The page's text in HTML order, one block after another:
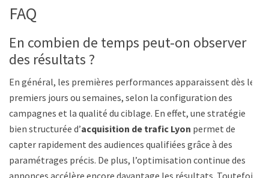
FAQ
En combien de temps peut-on observer
des résultats ?
En général, les premières performances apparaissent dès les
premiers jours ou semaines, selon la configuration des
campagnes et la qualité du ciblage. En effet, une stratégie
bien structurée d’acquisition de trafic Lyon permet de
capter rapidement des audiences qualifiées grâce à des
paramétrages précis. De plus, l’optimisation continue des